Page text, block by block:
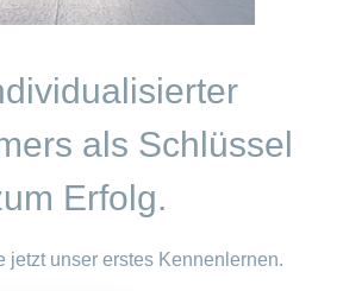
als Schlüssel
Erfolg.
jetzt unser erstes Kennenlernen.